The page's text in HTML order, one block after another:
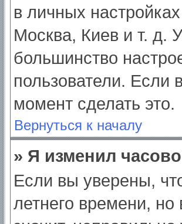
в личных
Москва, Киев и т. д.
большинство
пользователи. Если
момент сделать это.
Вернуться к началу
» Я изменил
Если вы уверены,
летнего времени,